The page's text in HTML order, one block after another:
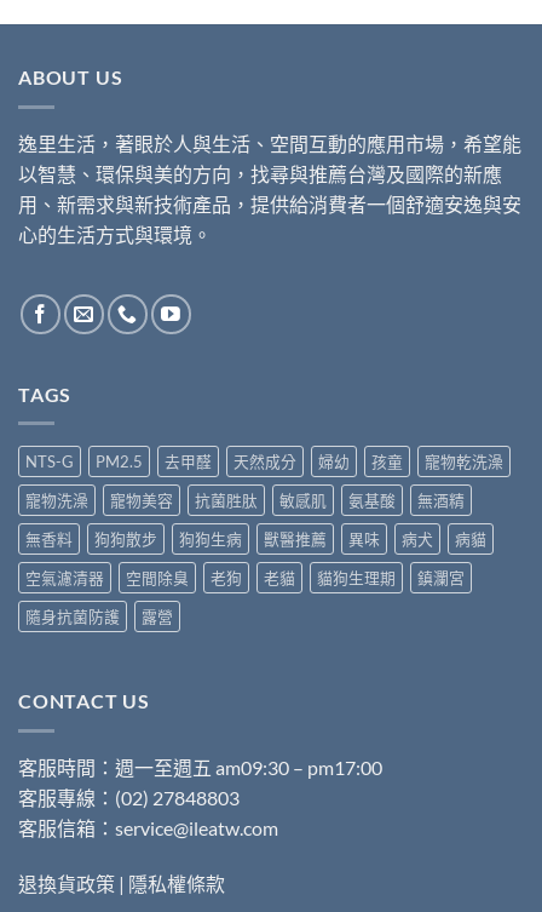
ABOUT US
逸里生活，著眼於人與生活、空間互動的應用市場，希望能
以智慧、環保與美的方向，找尋與推薦台灣及國際的新應
用、新需求與新技術產品，提供給消費者一個舒適安逸與安
心的生活方式與環境。
TAGS
NTS-G PM2.5 去甲醛 天然成分 婦幼 孩童
寵物乾洗澡
寵物洗澡
寵物美容 抗菌胜肽 敏感肌 氨基酸
無酒精
無香料
狗狗散步 狗狗生病 獸醫推薦 異味 病犬
病貓
空氣濾清器
空間除臭 老狗 老貓 貓狗生理期
鎮瀾宮
隨身抗菌防護
露營
CONTACT US
客服時間：週一至週五 am09:30 – pm17:00
客服專線：(02) 27848803
客服信箱：service@ileatw.com
退換貨政策 | 隱私權條款